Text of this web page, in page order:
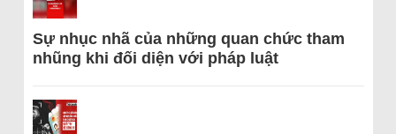
Sự nhục nhã của những quan chức tham
nhũng khi đối diện với pháp luật